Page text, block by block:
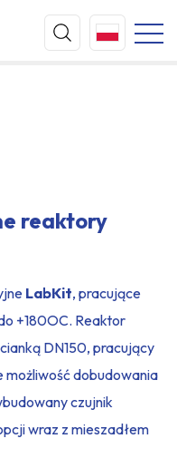
reaktory
LabKit, pracujące
+180OC. Reaktor
DN150, pracujący
możliwość dobudowania
czujnik
wraz z mieszadłem